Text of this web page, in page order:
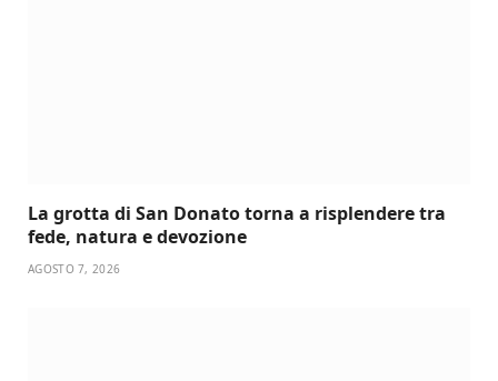
La grotta di San Donato torna a risplendere tra
fede, natura e devozione
AGOSTO 7, 2026